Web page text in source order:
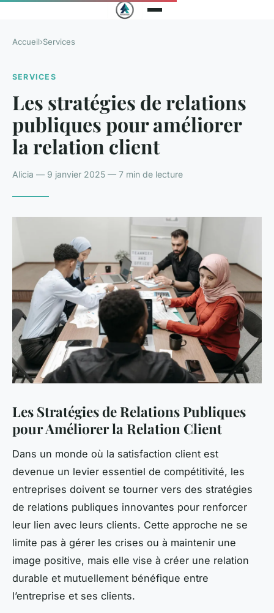
Accueil›Services
SERVICES
Les stratégies de relations
publiques pour améliorer
la relation client
Alicia — 9 janvier 2025 — 7 min de lecture
Les Stratégies de Relations Publiques
pour Améliorer la Relation Client
Dans un monde où la satisfaction client est
devenue un levier essentiel de compétitivité, les
entreprises doivent se tourner vers des stratégies
de relations publiques innovantes pour renforcer
leur lien avec leurs clients. Cette approche ne se
limite pas à gérer les crises ou à maintenir une
image positive, mais elle vise à créer une relation
durable et mutuellement bénéfique entre
l’entreprise et ses clients.